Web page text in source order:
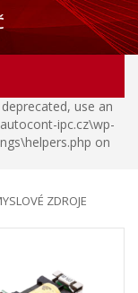
use an
ipc.cz\wp-
on
ZDROJE